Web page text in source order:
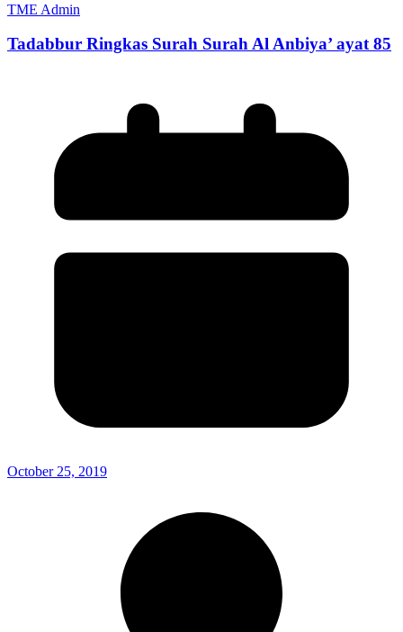
TME Admin
Tadabbur Ringkas Surah Surah Al Anbiya’ ayat 85
October 25, 2019